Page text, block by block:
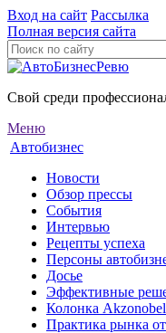
Вход на сайт Рассылка
Полная версия сайта
Свой среди
Меню
Автобизнес
Новости
Обзор прессы
События
Интервью
Рецепты успеха
Персоны
Досье
Эффективные
Колонка Akzonobel
Практика рынка